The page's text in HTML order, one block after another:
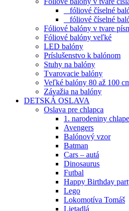
fóliové číselné
fóliové číselné
Fóliové balóny v tvare
Fóliové balóny veľké
LED balóny
Príslušenstvo k balónom
Stuhy na balóny
Tvarovacie balóny
Veľké balóny 80 až 100
Závažia na balóny
DETSKÁ OSLAVA
Oslava pre chlapca
1. narodeniny
Avengers
Balónový vzor
Batman
Cars – autá
Dinosaurus
Futbal
Happy Birthday
Lego
Lokomotíva Tomáš
Lietadlá